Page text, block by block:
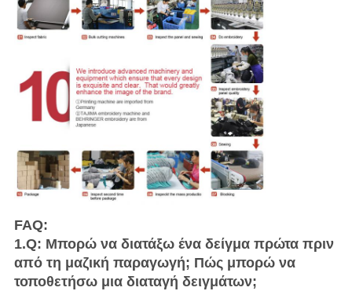
FAQ:
1.Q: Μπορώ να διατάξω ένα δείγμα πρώτα πριν
από τη μαζική παραγωγή; Πώς μπορώ να
τοποθετήσω μια διαταγή δειγμάτων;